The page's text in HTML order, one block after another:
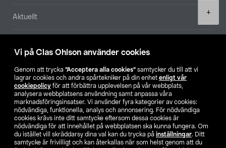
Vi på Clas Ohlson använder cookies
Genom att trycka ”Acceptera alla cookies” samtycker du till att vi
lagrar cookies och andra spårtekniker på din enhet enligt vår
cookiepolicy för att förbättra upplevelsen på vår webbplats,
analysera webbplatsens användning samt anpassa våra
marknadsföringsinsatser. Vi använder fyra kategorier av cookies:
nödvändiga, funktionella, analys och annonsering. För nödvändiga
cookies krävs inte ditt samtycke eftersom dessa cookies är
nödvändiga för att innehållet på webbplatsen ska kunna fungera. Om
du istället vill skräddarsy dina val kan du trycka på inställningar. Ditt
samtycke är frivilligt och kan återkallas när som helst genom att du
+
Aktuellt
Hitta butik
SE NO FI